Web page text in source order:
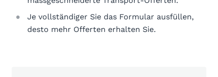
Je vollständiger Sie das Formular ausfüllen,
desto mehr Offerten erhalten Sie.